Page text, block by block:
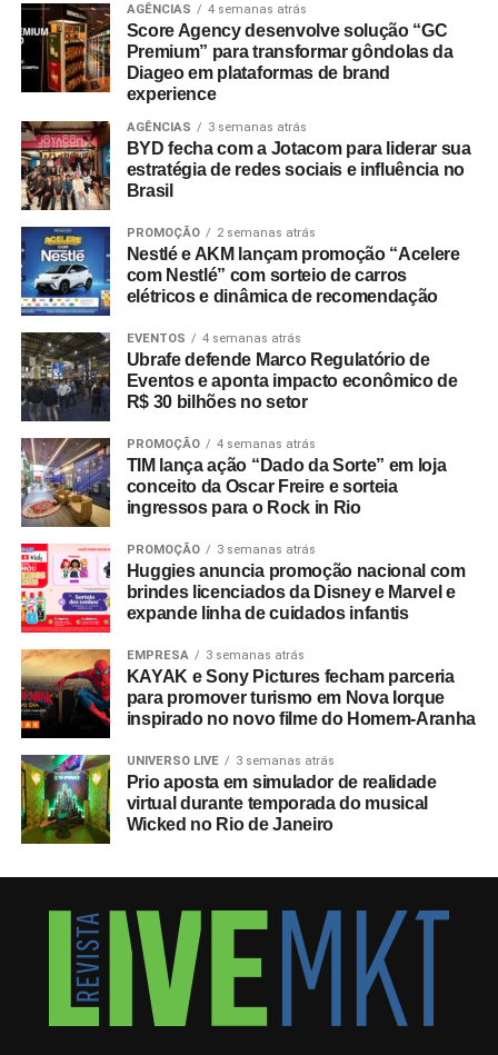
AGÊNCIAS 4 semanas atrás
Score Agency desenvolve solução “GC
Premium” para transformar gôndolas da
Diageo em plataformas de brand
experience
AGÊNCIAS 3 semanas atrás
BYD fecha com a Jotacom para liderar sua
estratégia de redes sociais e influência no
Brasil
PROMOÇÃO 2 semanas atrás
Nestlé e AKM lançam promoção “Acelere
com Nestlé” com sorteio de carros
elétricos e dinâmica de recomendação
EVENTOS 4 semanas atrás
Ubrafe defende Marco Regulatório de
Eventos e aponta impacto econômico de
R$ 30 bilhões no setor
PROMOÇÃO 4 semanas atrás
TIM lança ação “Dado da Sorte” em loja
conceito da Oscar Freire e sorteia
ingressos para o Rock in Rio
PROMOÇÃO 3 semanas atrás
Huggies anuncia promoção nacional com
brindes licenciados da Disney e Marvel e
expande linha de cuidados infantis
EMPRESA 3 semanas atrás
KAYAK e Sony Pictures fecham parceria
para promover turismo em Nova Iorque
inspirado no novo filme do Homem-Aranha
UNIVERSO LIVE 3 semanas atrás
Prio aposta em simulador de realidade
virtual durante temporada do musical
Wicked no Rio de Janeiro